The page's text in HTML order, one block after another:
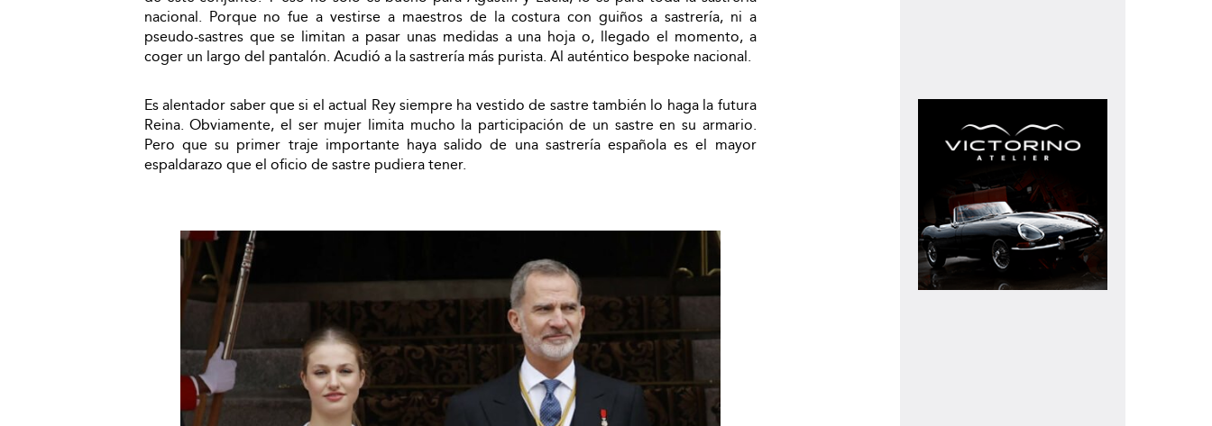
nacional. Porque no fue a vestirse a maestros de la costura con guiños a sastrería, ni a
pseudo-sastres que se limitan a pasar unas medidas a una hoja o, llegado el momento, a
coger un largo del pantalón. Acudió a la sastrería más purista. Al auténtico bespoke nacional.
Es alentador saber que si el actual Rey siempre ha vestido de sastre también lo haga la futura
Reina. Obviamente, el ser mujer limita mucho la participación de un sastre en su armario.
Pero que su primer traje importante haya salido de una sastrería española es el mayor
espaldarazo que el oficio de sastre pudiera tener.